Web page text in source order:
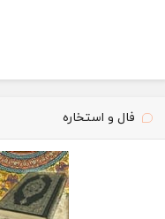
فال و استخاره